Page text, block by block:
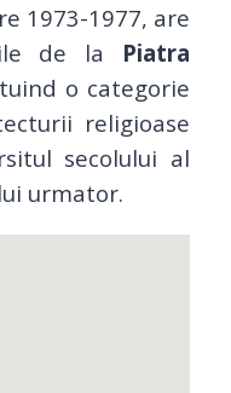
1973-1977, are
de la Piatra
o categorie
religioase
secolului al
urmator.